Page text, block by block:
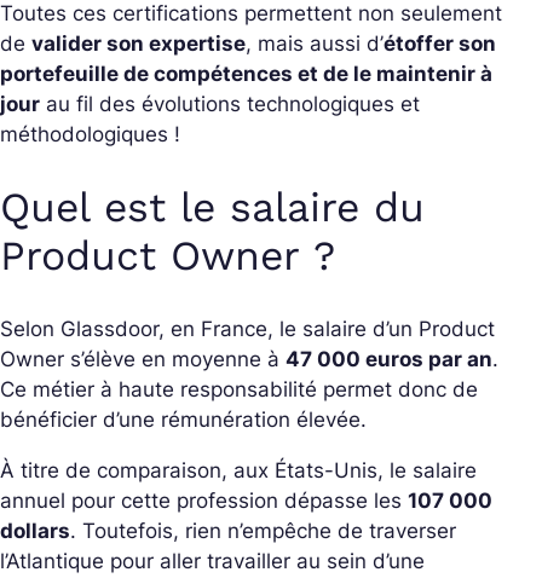
Toutes ces certifications permettent non seulement
de valider son expertise, mais aussi d’étoffer son
portefeuille de compétences et de le maintenir à
jour au fil des évolutions technologiques et
méthodologiques !
Quel est le salaire du
Product Owner ?
Selon Glassdoor, en France, le salaire d’un Product
Owner s’élève en moyenne à 47 000 euros par an.
Ce métier à haute responsabilité permet donc de
bénéficier d’une rémunération élevée.
À titre de comparaison, aux États-Unis, le salaire
annuel pour cette profession dépasse les 107 000
dollars. Toutefois, rien n’empêche de traverser
l’Atlantique pour aller travailler au sein d’une